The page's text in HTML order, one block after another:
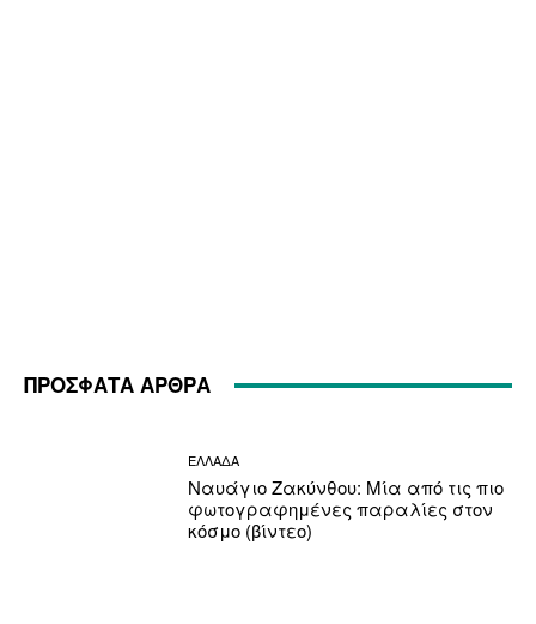
ΠΡΟΣΦΑΤΑ ΑΡΘΡΑ
ΕΛΛΑΔΑ
Ναυάγιο Ζακύνθου: Μία από τις πιο
φωτογραφημένες παραλίες στον
κόσμο (βίντεο)